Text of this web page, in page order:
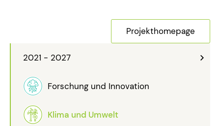
2021 - 2027
Forschung und Innovation
Klima und Umwelt
Projekthomepage